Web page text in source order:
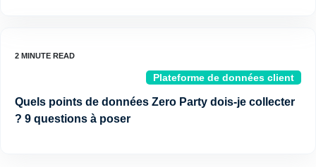
Plateforme de données client
Quels points de données Zero Party dois-je collecter
? 9 questions à poser